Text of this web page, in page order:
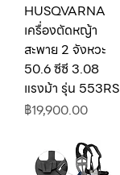
HUSQVARNA
เครื่องตัดหญ้า
สะพาย 2 จังหวะ
50.6 ซีซี 3.08
แรงม้า รุ่น 553RS
ราคา
฿19,900.00